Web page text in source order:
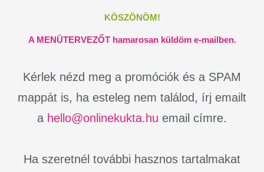
KÖSZÖNÖM!
A MENÜTERVEZŐT hamarosan küldöm e-mailben.
Kérlek nézd meg a promóciók és a SPAM
mappát is, ha esteleg nem találod, írj emailt
a hello@onlinekukta.hu email címre.
Ha szeretnél további hasznos tartalmakat